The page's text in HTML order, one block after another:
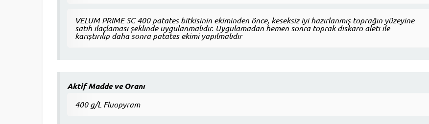
VELUM PRIME SC 400 patates bitkisinin ekiminden önce, keseksiz iyi hazırlanmış toprağın yüzeyine
satıh ilaçlaması şeklinde uygulanmalıdır. Uygulamadan hemen sonra toprak diskaro aleti ile
karıştırılıp daha sonra patates ekimi yapılmalıdır
Aktif Madde ve Oranı
400 g/L Fluopyram